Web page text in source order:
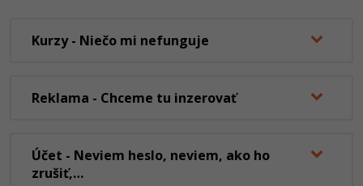
Kurzy - Niečo mi nefunguje
Reklama - Chceme tu inzerovať
Účet - Neviem heslo, neviem, ako ho
zrušiť,…